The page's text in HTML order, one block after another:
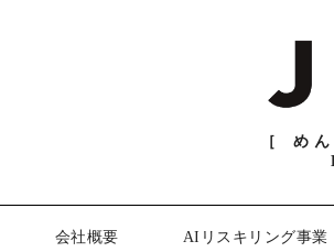
［ め
会社概要 AIリスキリング事業